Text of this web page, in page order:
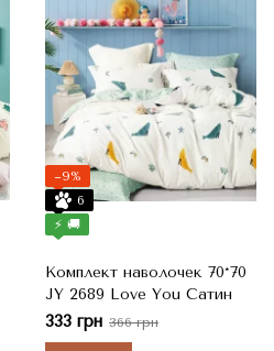
−9%
6
⚡ 🚚
Комплект наволочек 70*70
JY 2689 Love You Сатин
333 грн 366 грн